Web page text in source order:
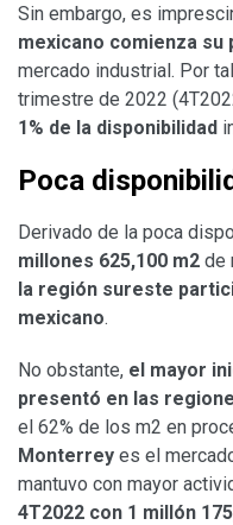
Sin embargo, es
mexicano comienza su
mercado industrial. Por
trimestre de 2022
1% de la disponibilidad
Poca
Derivado de la poca
millones 625,100 m2 de
la región sureste
mexicano.
No obstante, el mayor
presentó en las
el 62% de los m2 en
Monterrey es el
mantuvo con mayor
4T2022 con 1 millón